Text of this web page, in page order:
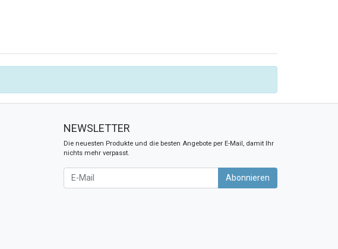
NEWSLETTER
Die neuesten Produkte und die besten Angebote per E-Mail, damit Ihr
nichts mehr verpasst.
Newsletter Abonnieren